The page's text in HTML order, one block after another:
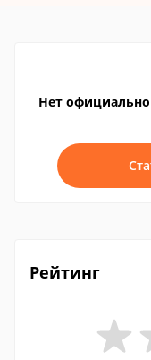
Нет
Рейтинг